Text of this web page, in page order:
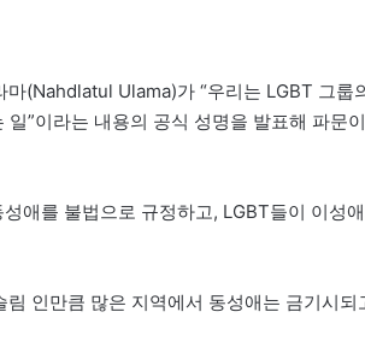
(Nahdlatul Ulama)가 “우리는 LGBT 그룹
”이라는 내용의 공식 성명을 발표해 파문이
애를 불법으로 규정하고, LGBT들이 이성
인만큼 많은 지역에서 동성애는 금기시되